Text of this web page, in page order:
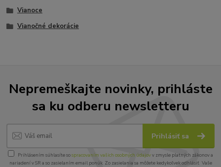
Vianoce
Vianočné dekorácie
Nepremeškajte novinky, prihláste
sa ku odberu newsletteru
Prihlásiť sa
Prihlásením súhlasíte sospracovaním vašich osobných údajovv zmysle platných zákonov a
nariadení v SR a so zasielaním email ponúk. Zo zasielania sa môžete kedykoľvek odhlásiť. Vaše